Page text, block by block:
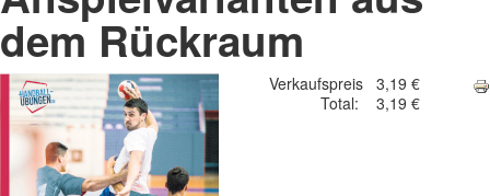
dem Rückraum
Verkaufspreis
3,19 €
Total:
3,19 €